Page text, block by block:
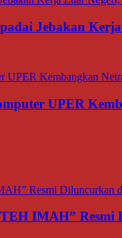
Jebakan
UPER
IMAH”